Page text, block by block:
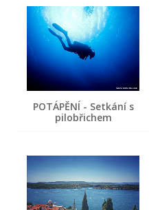
POTÁPĚNÍ - Setkání s
pilobřichem